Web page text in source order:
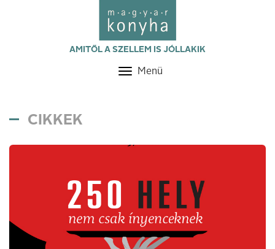
AMITŐL A SZELLEM IS JÓLLAKIK
Toggle
Menü
CIKKEK